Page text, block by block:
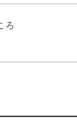
ろ